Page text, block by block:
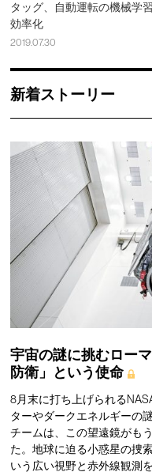
タッグ、自動運転の機械学
効率化
2019.07.30
新着ストーリー
宇宙の謎に挑むロー
防衛」という使命
8月末に打ち上げられる
ターやダークエネルギーの
チームは、この望遠鏡がも
た。地球に迫る小惑星の捜
いう広い視野と赤外線観測